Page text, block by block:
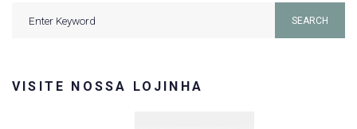
SEARCH
VISITE NOSSA LOJINHA